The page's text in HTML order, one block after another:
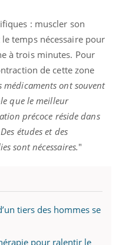
: muscler son
temps nécessaire pour
à trois minutes. Pour
de cette zone
médicaments ont souvent
que le meilleur
précoce réside dans
Des études et des
sont nécessaires."
tiers des hommes se
pour ralentir le